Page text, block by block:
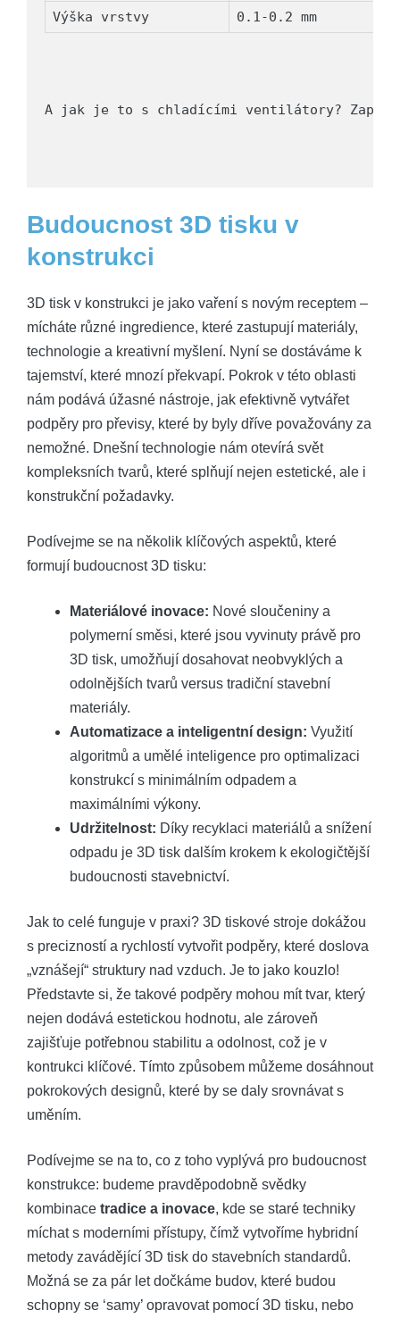
Výška vrstvy 0.1-0.2 mm
A jak je to s chladícími ventilátory?
Budoucnost 3D tisku v
konstrukci
3D tisk v konstrukci je jako vaření s novým receptem –
mícháte různé ingredience, které zastupují materiály,
technologie a kreativní myšlení. Nyní se dostáváme k
tajemství, které mnozí překvapí. Pokrok v této oblasti
nám podává úžasné nástroje, jak efektivně vytvářet
podpěry pro převisy, které by byly dříve považovány za
nemožné. Dnešní technologie nám otevírá svět
kompleksních tvarů, které splňují nejen estetické, ale i
konstrukční požadavky.
Podívejme se na několik klíčových aspektů, které
formují budoucnost 3D tisku:
Materiálové inovace: Nové sloučeniny a
polymerní směsi, které jsou vyvinuty právě pro
3D tisk, umožňují dosahovat neobvyklých a
odolnějších tvarů versus tradiční stavební
materiály.
Automatizace a inteligentní design: Využití
algoritmů a umělé inteligence pro optimalizaci
konstrukcí s minimálním odpadem a
maximálními výkony.
Udržitelnost: Díky recyklaci materiálů a snížení
odpadu je 3D tisk dalším krokem k ekologičtější
budoucnosti stavebnictví.
Jak to celé funguje v praxi? 3D tiskové stroje dokážou
s precizností a rychlostí vytvořit podpěry, které doslova
„vznášejí“ struktury nad vzduch. Je to jako kouzlo!
Představte si, že takové podpěry mohou mít tvar, který
nejen dodává estetickou hodnotu, ale zároveň
zajišťuje potřebnou stabilitu a odolnost, což je v
kontrukci klíčové. Tímto způsobem můžeme dosáhnout
pokrokových designů, které by se daly srovnávat s
uměním.
Podívejme se na to, co z toho vyplývá pro budoucnost
konstrukce: budeme pravděpodobně svědky
kombinace tradice a inovace, kde se staré techniky
míchat s moderními přístupy, čímž vytvoříme hybridní
metody zavádějící 3D tisk do stavebních standardů.
Možná se za pár let dočkáme budov, které budou
schopny se ‘samy’ opravovat pomocí 3D tisku, nebo